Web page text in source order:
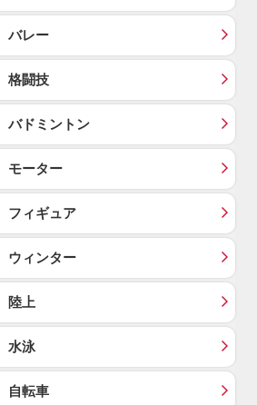
バレー
格闘技
バドミントン
モーター
フィギュア
ウィンター
陸上
水泳
自転車